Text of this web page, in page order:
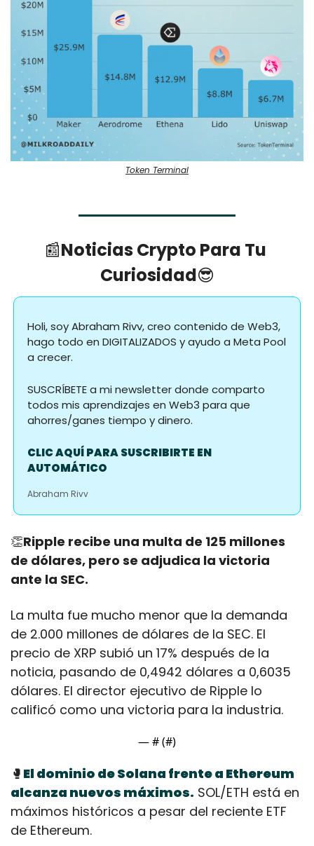
Token Terminal
📰Noticias Crypto Para Tu
Curiosidad😎
Holi, soy Abraham Rivv, creo contenido de Web3,
hago todo en DIGITALIZADOS y ayudo a Meta Pool
a crecer.
SUSCRÍBETE a mi newsletter donde comparto
todos mis aprendizajes en Web3 para que
ahorres/ganes tiempo y dinero.
CLIC AQUÍ PARA SUSCRIBIRTE EN
AUTOMÁTICO
Abraham Rivv
👏Ripple recibe una multa de 125 millones
de dólares, pero se adjudica la victoria
ante la SEC.
La multa fue mucho menor que la demanda
de 2.000 millones de dólares de la SEC. El
precio de XRP subió un 17% después de la
noticia, pasando de 0,4942 dólares a 0,6035
dólares. El director ejecutivo de Ripple lo
calificó como una victoria para la industria.
— # (#)
🥊 El dominio de Solana frente a Ethereum
alcanza nuevos máximos. SOL/ETH está en
máximos históricos a pesar del reciente ETF
de Ethereum.